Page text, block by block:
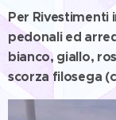
Per Rivestimenti
pedonali ed
bianco, giallo,
scorza filosega